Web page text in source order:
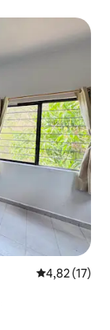
Середня
4,82 (17)